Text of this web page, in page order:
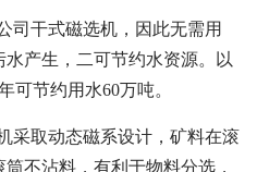
司干式磁选机，因此无需用
产生，二可节约水资源。以
可节约用水60万吨。
采取动态磁系设计，矿料在滚
不沾料，有利于物料分选，